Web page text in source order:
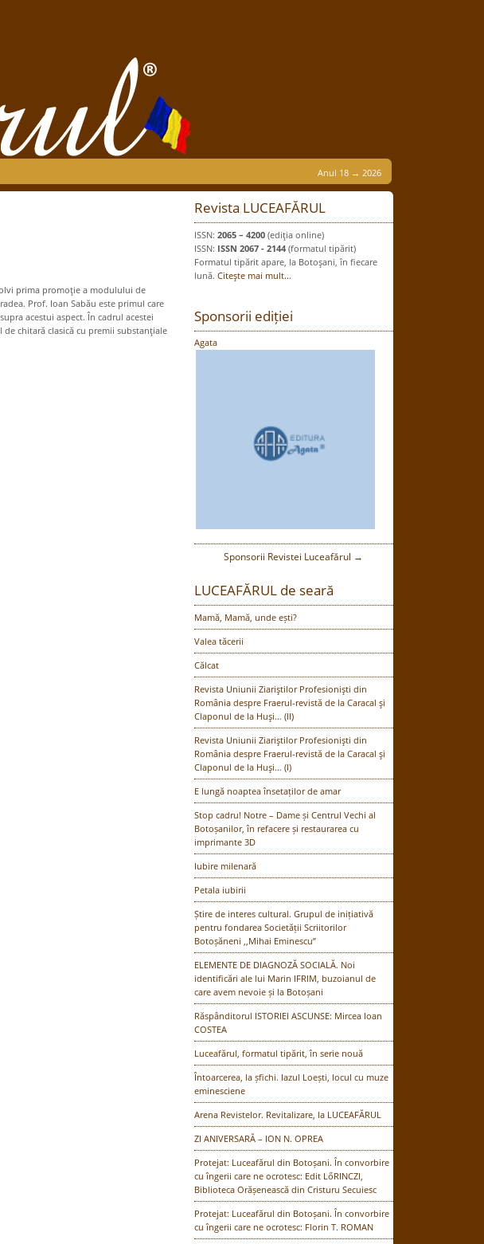
Anul 18 → 2026
Revista LUCEAFĂRUL
ISSN: 2065 – 4200(ediţia online)
ISSN: ISSN 2067 - 2144(formatul tipărit)
Formatul tipărit apare, la Botoşani, în fiecare
lună. Citeşte mai mult...
Sponsorii ediției
Agata
Sponsorii Revistei Luceafărul →
LUCEAFĂRUL de seară
Mamă, Mamă, unde ești?
Valea tăcerii
Călcat
Revista Uniunii Ziariştilor Profesionişti din
România despre Fraerul-revistă de la Caracal şi
Claponul de la Huşi… (II)
Revista Uniunii Ziariştilor Profesionişti din
România despre Fraerul-revistă de la Caracal şi
Claponul de la Huşi… (I)
E lungă noaptea însetaților de amar
Stop cadru! Notre – Dame și Centrul Vechi al
Botoșanilor, în refacere și restaurarea cu
imprimante 3D
Iubire milenară
Petala iubirii
Știre de interes cultural. Grupul de inițiativă
pentru fondarea Societății Scriitorilor
Botoșăneni ,,Mihai Eminescu”
ELEMENTE DE DIAGNOZĂ SOCIALĂ. Noi
identificări ale lui Marin IFRIM, buzoianul de
care avem nevoie și la Botoșani
Răspânditorul ISTORIEI ASCUNSE: Mircea Ioan
COSTEA
Luceafărul, formatul tipărit, în serie nouă
Întoarcerea, la șfichi. Iazul Loești, locul cu muze
eminesciene
Arena Revistelor. Revitalizare, la LUCEAFĂRUL
ZI ANIVERSARĂ – ION N. OPREA
Protejat: Luceafărul din Botoșani. În convorbire
cu îngerii care ne ocrotesc: Edit LőRINCZI,
Biblioteca Orășenească din Cristuru Secuiesc
Protejat: Luceafărul din Botoșani. În convorbire
cu îngerii care ne ocrotesc: Florin T. ROMAN
prima promoţie a modulului de
Prof. Ioan Sabău este primul care
acestui aspect. În cadrul acestei
chitară clasică cu premii substanţiale